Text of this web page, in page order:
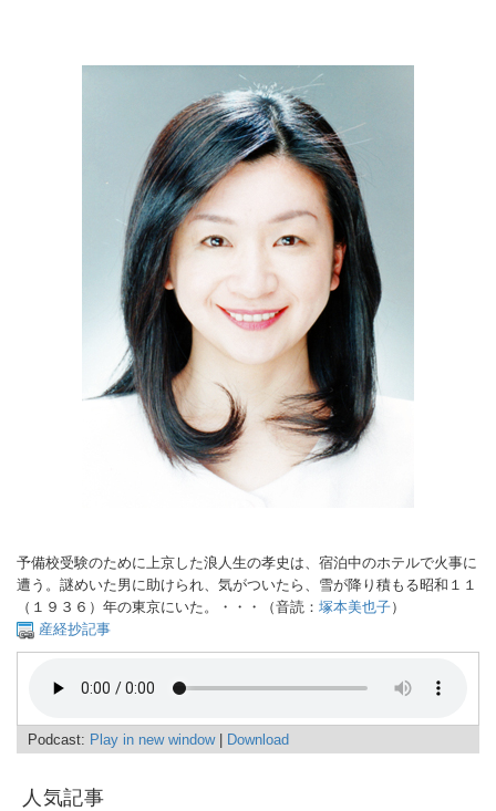
予備校受験のために上京した浪人生の孝史は、宿泊中のホテルで火事に
遭う。謎めいた男に助けられ、気がついたら、雪が降り積もる昭和１１
（１９３６）年の東京にいた。・・・（音読： 塚本美也子）
産経抄記事
Podcast: Play in new window| Download
人気記事